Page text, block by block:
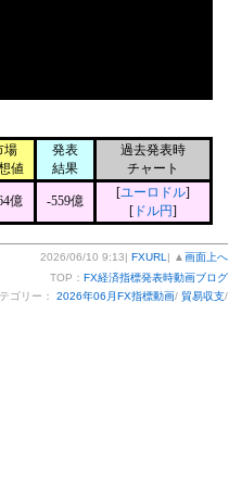
場
値
発表
結果
過去発表時
チャート
億 -559億
[ユーロドル]
[ ドル円]
2026/06/10 9:13| FXURL | ▲ 画面上へ
TOP： FX経済指標発表時動画ブログ
ゴリー： 2026年06月FX指標動画/ 貿易収支/